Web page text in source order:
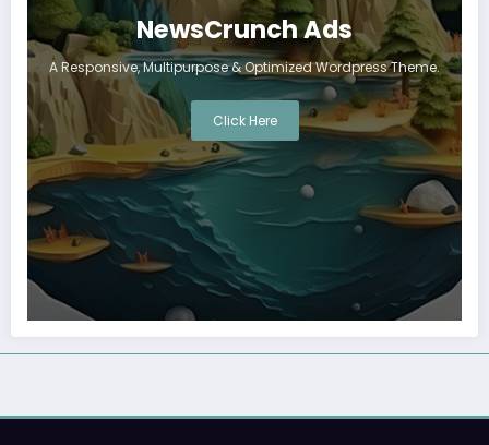
NewsCrunch Ads
A Responsive, Multipurpose & Optimized Wordpress Theme.
Click Here